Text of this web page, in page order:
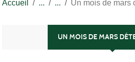
Accueil Un mois de mars
UN MOIS DE MARS